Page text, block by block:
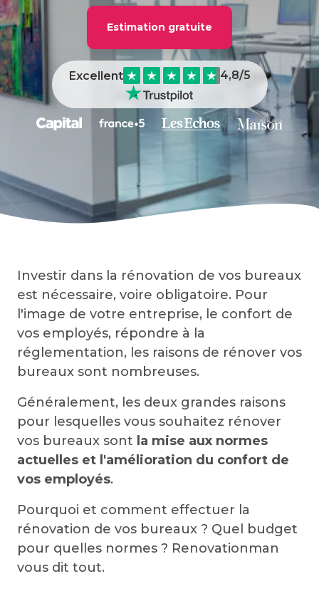
Estimation gratuite
Excellent 4,8/5
Les normes à respecter pour la rénovation de
bureaux
La rénovation de vos bureaux pour les
personnes à mobilité réduite (PMR)
Investir dans la rénovation de vos bureaux
est nécessaire, voire obligatoire. Pour
l'image de votre entreprise, le confort de
vos employés, répondre à la
réglementation, les raisons de rénover vos
bureaux sont nombreuses.
Généralement, les deux grandes raisons
pour lesquelles vous souhaitez rénover
vos bureaux sont la mise aux normes
actuelles et l'amélioration du confort de
vos employés.
Pourquoi et comment effectuer la
rénovation de vos bureaux ? Quel budget
pour quelles normes ? Renovationman
vous dit tout.